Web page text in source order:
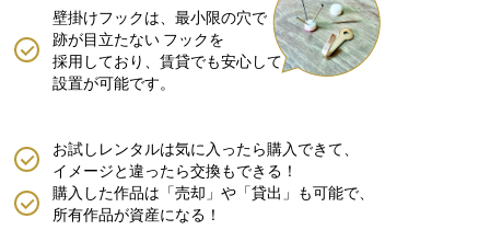
壁掛けフックは、最小限の穴で
跡が目立たない フックを
採用しており、賃貸でも安心して
設置が可能です。
購入した作品は「売却」や「貸出」も可能で、
所有作品が資産になる！
お試しレンタルは気に入ったら購入できて、
イメージと違ったら交換もできる！